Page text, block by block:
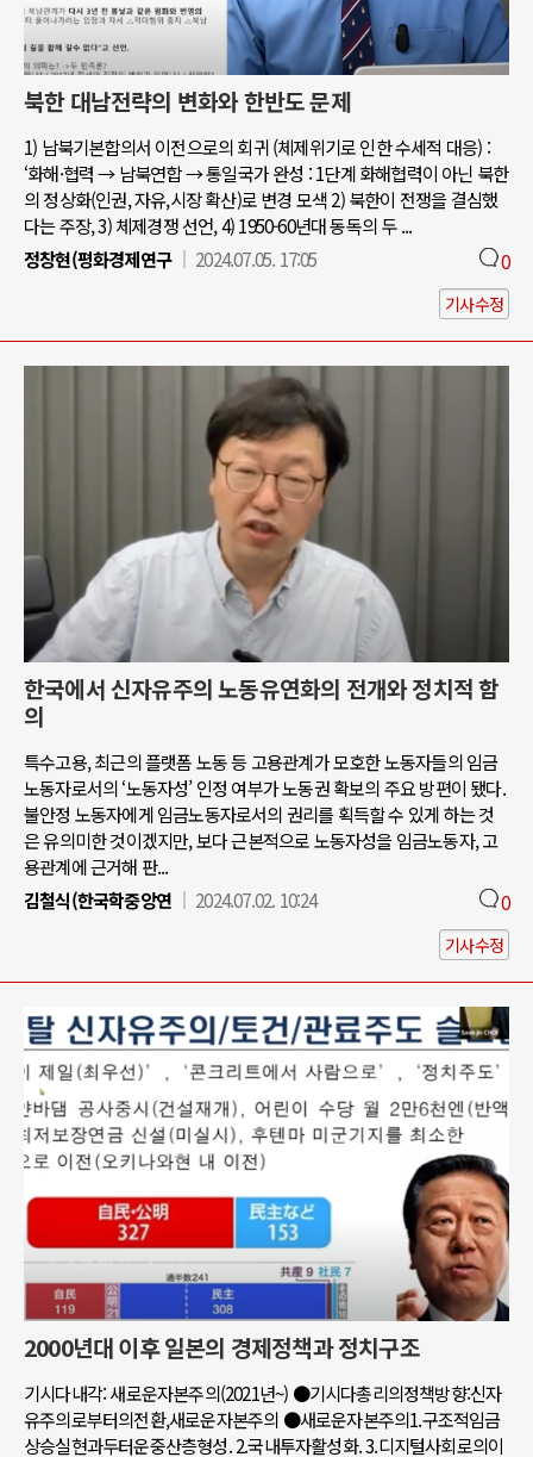
북한 대남전략의 변화와 한반도 문제
1) 남북기본합의서 이전으로의 회귀 (체제위기로 인한 수세적 대응) :
‘화해·협력 → 남북연합 → 통일국가 완성 : 1단계 화해협력이 아닌 북한
의 정상화(인권, 자유,시장 확산)로 변경 모색 2) 북한이 전쟁을 결심했
다는 주장, 3) 체제경쟁 선언, 4) 1950-60년대 동독의 두 ...
정창현(평화경제연구
2024.07.05. 17:05 0
기사수정
한국에서 신자유주의 노동유연화의 전개와 정치적 함
의
특수고용, 최근의 플랫폼 노동 등 고용관계가 모호한 노동자들의 임금
노동자로서의 ‘노동자성’ 인정 여부가 노동권 확보의 주요 방편이 됐다.
불안정 노동자에게 임금노동자로서의 권리를 획득할 수 있게 하는 것
은 유의미한 것이겠지만, 보다 근본적으로 노동자성을 임금노동자, 고
용관계에 근거해 판...
김철식(한국학중앙연
2024.07.02. 10:24 0
기사수정
2000년대 이후 일본의 경제정책과 정치구조
기시다내각: 새로운자본주의(2021년~) ●기시다총리의정책방향:신자
유주의로부터의전환,새로운자본주의 ●새로운자본주의1.구조적임금
상승실현과두터운중산층형성. 2.국내투자활성화. 3.디지털사회로의이